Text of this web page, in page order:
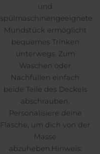
und
spülmaschinengeeignete
Mundstück ermöglicht
bequemes Trinken
unterwegs. Zum
Waschen oder
Nachfüllen einfach
beide Teile des Deckels
abschrauben.
Personalisiere deine
Flasche, um dich von der
Masse
abzuheben.Hinweis: